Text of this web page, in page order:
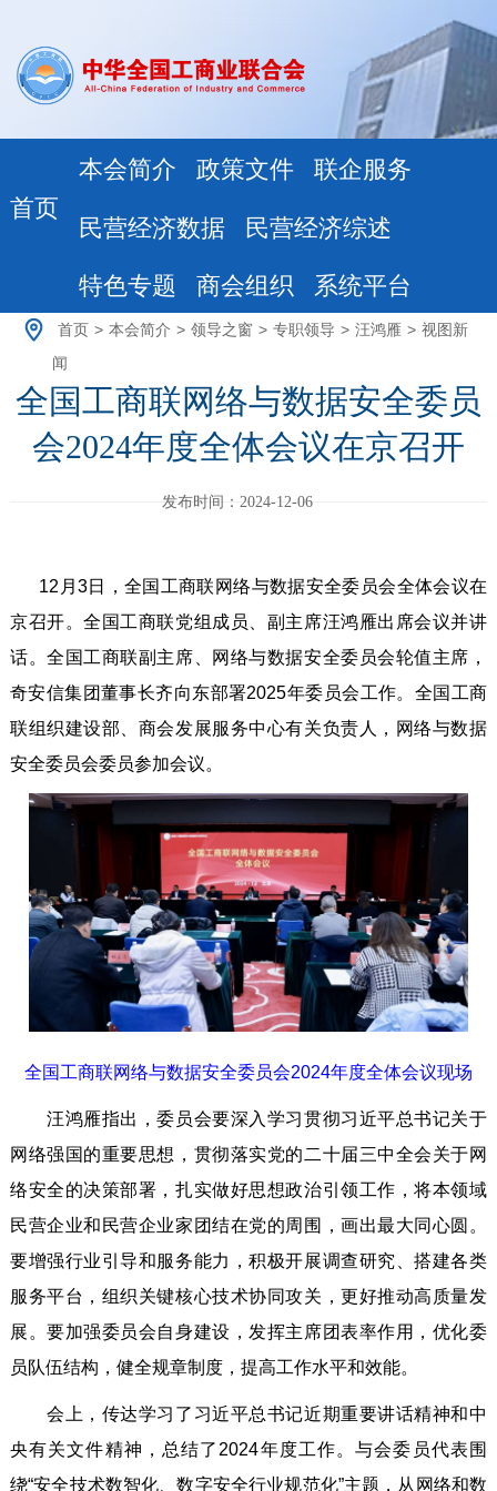
首页
本会简介 政策文件 联企服务
民营经济数据 民营经济综述
特色专题 商会组织 系统平台
首页 > 本会简介 > 领导之窗 > 专职领导 > 汪鸿雁 > 视图新
闻
全国工商联网络与数据安全委员
会2024年度全体会议在京召开
发布时间：2024-12-06
12月3日，全国工商联网络与数据安全委员会全体会议在
京召开。全国工商联党组成员、副主席汪鸿雁出席会议并讲
话。全国工商联副主席、网络与数据安全委员会轮值主席，
奇安信集团董事长齐向东部署2025年委员会工作。全国工商
联组织建设部、商会发展服务中心有关负责人，网络与数据
安全委员会委员参加会议。
全国工商联网络与数据安全委员会2024年度全体会议现场
汪鸿雁指出，委员会要深入学习贯彻习近平总书记关于
网络强国的重要思想，贯彻落实党的二十届三中全会关于网
络安全的决策部署，扎实做好思想政治引领工作，将本领域
民营企业和民营企业家团结在党的周围，画出最大同心圆。
要增强行业引导和服务能力，积极开展调查研究、搭建各类
服务平台，组织关键核心技术协同攻关，更好推动高质量发
展。要加强委员会自身建设，发挥主席团表率作用，优化委
员队伍结构，健全规章制度，提高工作水平和效能。
会上，传达学习了习近平总书记近期重要讲话精神和中
央有关文件精神，总结了2024年度工作。与会委员代表围
绕“安全技术数智化、数字安全行业规范化”主题，从网络和数